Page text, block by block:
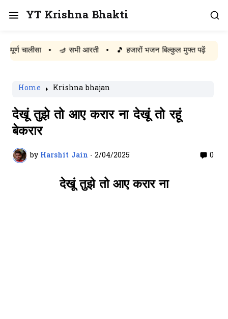
YT Krishna Bhakti
• 🪔 सभी आरती • 🎵 हजारों भजन बिल्कुल मुफ्त पढ़ें
Home Krishna bhajan
देखूं तुझे तो आए करार ना देखूं तो रहूं
बेकरार
by Harshit Jain - 2/04/2025 0
देखूं तुझे तो आए करार ना